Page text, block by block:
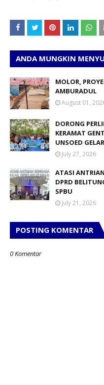
ANDA MUNGKIN
MOLOR,
AMBURADUL
August 01,
DORONG
KERAMAT
UNSOED
July 27, 2026
ATASI
DPRD
SPBU
July 21, 2026
POSTING KOMENTAR
0 Komentar